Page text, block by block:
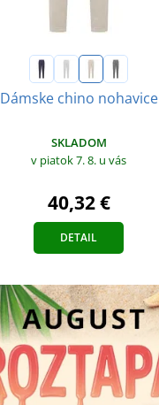
Dámske chino nohavice
SKLADOM
v piatok 7. 8. u vás
40,32 €
DETAIL